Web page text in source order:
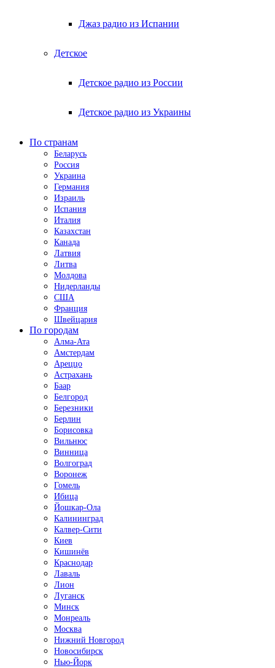
Джаз радио из Испании
Детское
Детское радио из России
Детское радио из Украины
По странам
Беларусь
Россия
Украина
Германия
Израиль
Испания
Италия
Казахстан
Канада
Латвия
Литва
Молдова
Нидерланды
США
Франция
Швейцария
По городам
Алма-Ата
Амстердам
Ареццо
Астрахань
Баар
Белгород
Березники
Берлин
Борисовка
Вильнюс
Винница
Волгоград
Воронеж
Гомель
Ибица
Йошкар-Ола
Калининград
Калвер-Сити
Киев
Кишинёв
Краснодар
Лаваль
Лион
Луганск
Минск
Монреаль
Москва
Нижний Новгород
Новосибирск
Нью-Йорк